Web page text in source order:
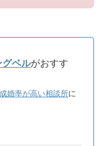
グベルがおすす
婚率が高い相談所に